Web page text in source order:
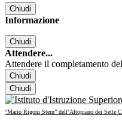
Chiudi
Informazione
Chiudi
Attendere...
Attendere il completamento
Chiudi
Chiudi
“Mario Rigoni Stern” dell’Altopiano dei Sette